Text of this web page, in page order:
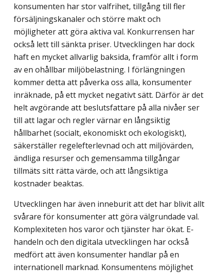
konsumenten har stor valfrihet, tillgång till fler
försäljningskanaler och större makt och
möjligheter att göra aktiva val. Konkurrensen har
också lett till sänkta priser. Utvecklingen har dock
haft en mycket allvarlig baksida, framför allt i form
av en ohållbar miljöbelastning. I förlängningen
kommer detta att påverka oss alla, konsumenter
inräknade, på ett mycket negativt sätt. Därför är det
helt avgörande att beslutsfattare på alla nivåer ser
till att lagar och regler värnar en långsiktig
hållbarhet (socialt, ekonomiskt och ekologiskt),
säkerställer regelefterlevnad och att miljövärden,
ändliga resurser och gemensamma tillgångar
tillmäts sitt rätta värde, och att långsiktiga
kostnader beaktas.
Utvecklingen har även inneburit att det har blivit allt
svårare för konsumenter att göra välgrundade val.
Komplexiteten hos varor och tjänster har ökat. E-
handeln och den digitala utvecklingen har också
medfört att även konsumenter handlar på en
internationell marknad. Konsumentens möjlighet